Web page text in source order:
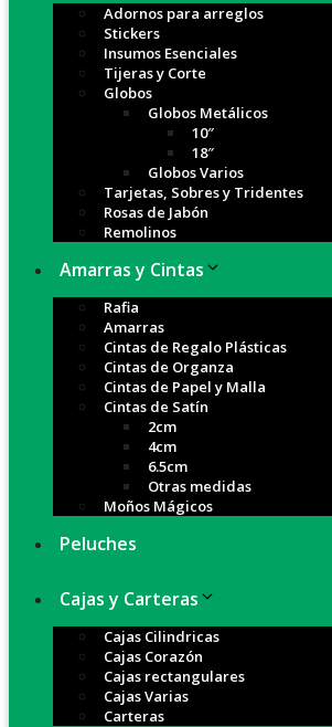
Adornos para arreglos
Stickers
Insumos Esenciales
Tijeras y Corte
Globos
Globos Metálicos
10″
18″
Globos Varios
Tarjetas, Sobres y Tridentes
Rosas de Jabón
Remolinos
Amarras y Cintas
Rafia
Amarras
Cintas de Regalo Plásticas
Cintas de Organza
Cintas de Papel y Malla
Cintas de Satín
2cm
4cm
6.5cm
Otras medidas
Moños Mágicos
Peluches
Cajas y Carteras
Cajas Cilindricas
Cajas Corazón
Cajas rectangulares
Cajas Varias
Carteras